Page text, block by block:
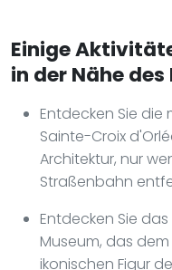
Einige
in der Nähe des
Entdecken Sie
Sainte-Croix
Architektur, nur
Straßenbahn
Entdecken Sie
Museum, das
ikonischen Figur